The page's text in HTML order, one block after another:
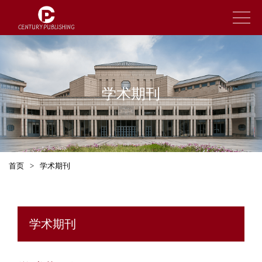
学术期刊
首页 > 学术期刊
学术期刊